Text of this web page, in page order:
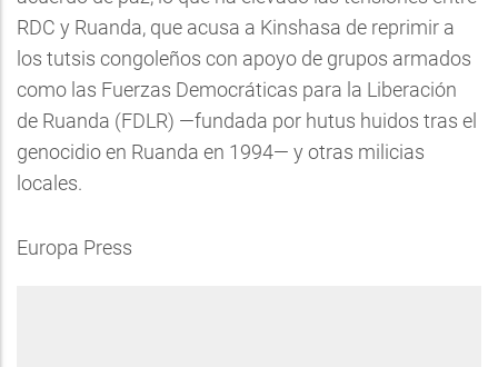
RDC y Ruanda, que acusa a Kinshasa de reprimir a
los tutsis congoleños con apoyo de grupos armados
como las Fuerzas Democráticas para la Liberación
de Ruanda (FDLR) —fundada por hutus huidos tras el
genocidio en Ruanda en 1994— y otras milicias
locales.
Europa Press